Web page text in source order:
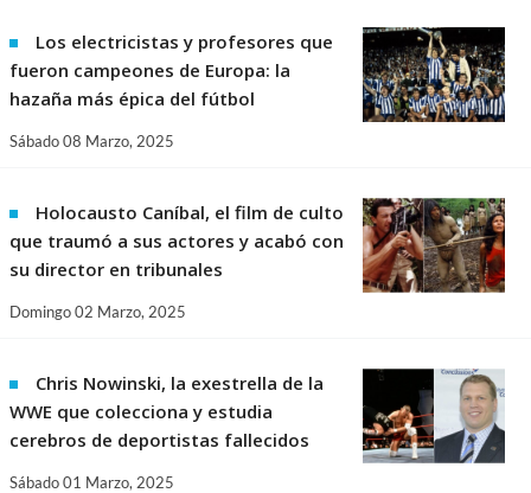
Los electricistas y profesores que
fueron campeones de Europa: la
hazaña más épica del fútbol
Sábado 08 Marzo, 2025
Holocausto Caníbal, el film de culto
que traumó a sus actores y acabó con
su director en tribunales
Domingo 02 Marzo, 2025
Chris Nowinski, la exestrella de la
WWE que colecciona y estudia
cerebros de deportistas fallecidos
Sábado 01 Marzo, 2025